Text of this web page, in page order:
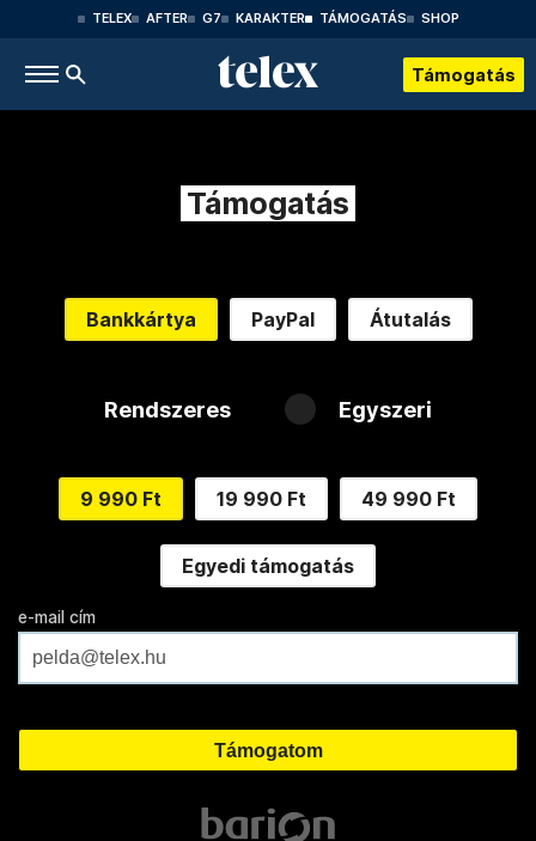
TELEX AFTER G7 KARAKTER TÁMOGATÁS SHOP
Támogatás
Támogatás
Bankkártya PayPal Átutalás
Rendszeres Egyszeri
9 990 Ft 19 990 Ft 49 990 Ft
Egyedi támogatás
e-mail cím